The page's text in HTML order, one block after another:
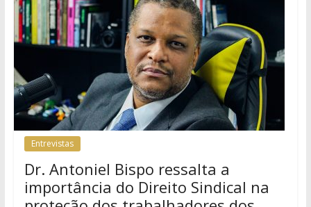
Entrevistas
Dr. Antoniel Bispo ressalta a
importância do Direito Sindical na